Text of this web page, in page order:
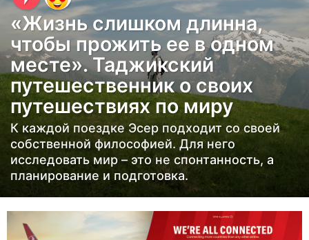
м
е
с
я
ц
е
в
н
а
з
а
д
«Жизнь слишком длинна,
чтобы прожить ее в одном
месте». Таджикский
путешественник о своих
путешествиях по миру
К каждой поездке Эсер подходит со своей
собственной философией. Для него
исследовать мир – это не спонтанность, а
планирование и подготовка.